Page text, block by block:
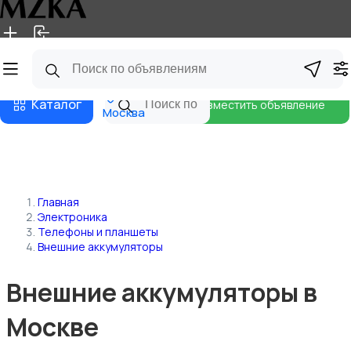
Главная Магазины
Каталог Москва
Разместить объявление
Главная
Электроника
Телефоны и планшеты
Внешние аккумуляторы
Внешние аккумуляторы в
Москве